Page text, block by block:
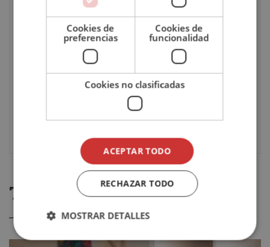
Duración 300
TE PODRÍA GUSTAR
Cookies de
preferencias
Cookies de
funcionalidad
Cookies no clasificadas
ACEPTAR TODO
RECHAZAR TODO
MOSTRAR DETALLES